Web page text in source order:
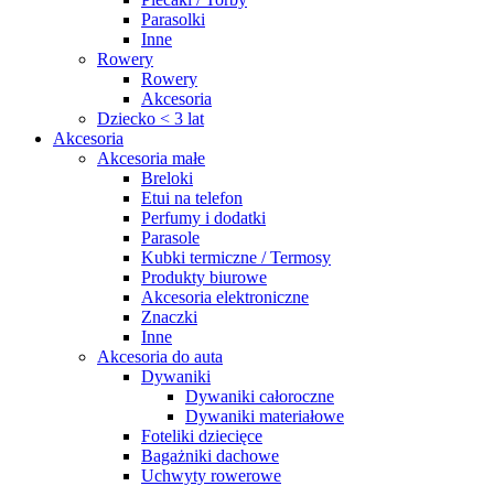
Parasolki
Inne
Rowery
Rowery
Akcesoria
Dziecko < 3 lat
Akcesoria
Akcesoria małe
Breloki
Etui na telefon
Perfumy i dodatki
Parasole
Kubki termiczne / Termosy
Produkty biurowe
Akcesoria elektroniczne
Znaczki
Inne
Akcesoria do auta
Dywaniki
Dywaniki całoroczne
Dywaniki materiałowe
Foteliki dziecięce
Bagażniki dachowe
Uchwyty rowerowe